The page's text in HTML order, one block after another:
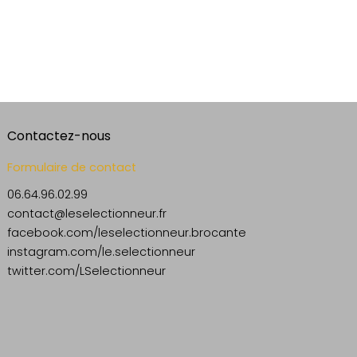
Contactez-nous
Formulaire de contact
06.64.96.02.99
contact@leselectionneur.fr
facebook.com/leselectionneur.brocante
instagram.com/le.selectionneur
twitter.com/LSelectionneur